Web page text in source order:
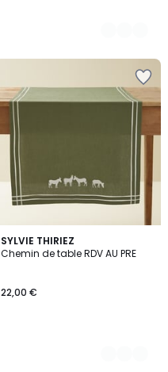
SYLVIE THIRIEZ
Chemin de table RDV AU PRE
22,00 €
2
Couleurs